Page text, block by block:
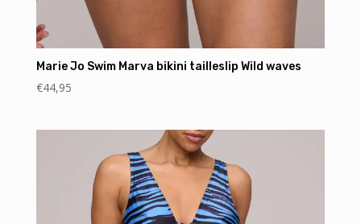
Marie Jo Swim Marva bikini tailleslip Wild waves
€44,95